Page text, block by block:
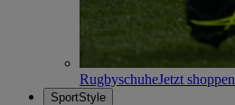
RugbyschuheJetzt shoppen
SportStyle